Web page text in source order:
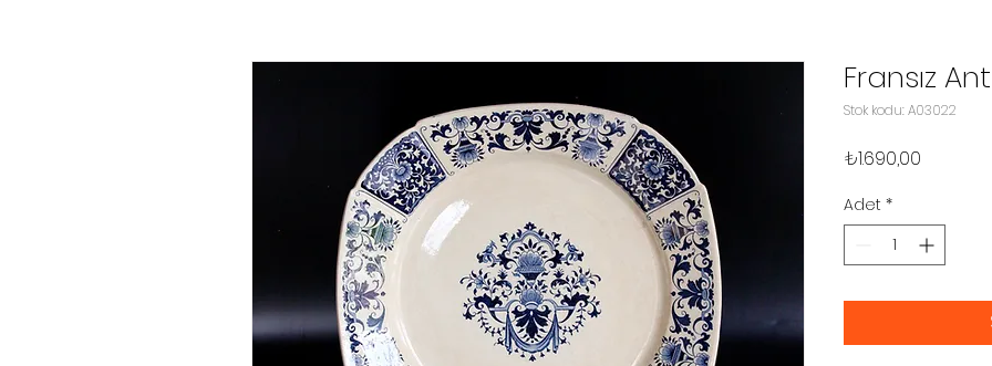
Fransız
Stok kodu: A03022
₺1.690,00
Adet *